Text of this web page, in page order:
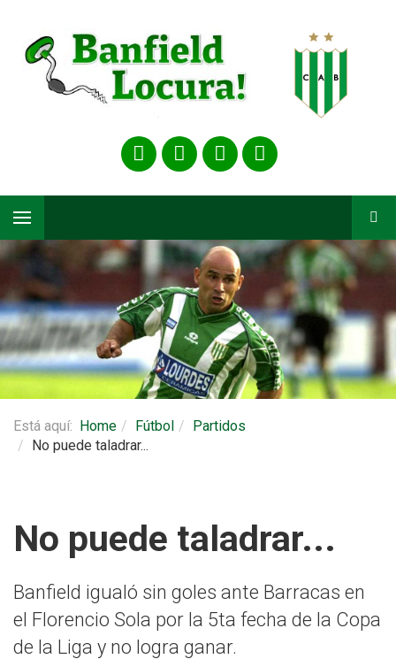
Está aquí: Home Fútbol
Partidos
No puede taladrar...
No puede taladrar...
Banfield igualó sin goles ante Barracas en
el Florencio Sola por la 5ta fecha de la Copa
de la Liga y no logra ganar.